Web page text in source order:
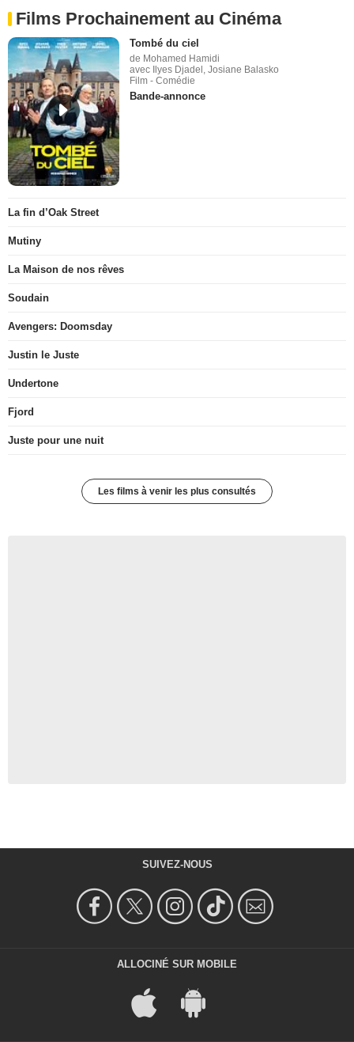
Films Prochainement au Cinéma
Tombé du ciel
de Mohamed Hamidi
avec Ilyes Djadel, Josiane Balasko
Film - Comédie
Bande-annonce
La fin d’Oak Street
Mutiny
La Maison de nos rêves
Soudain
Avengers: Doomsday
Justin le Juste
Undertone
Fjord
Juste pour une nuit
Les films à venir les plus consultés
SUIVEZ-NOUS
ALLOCINÉ SUR MOBILE